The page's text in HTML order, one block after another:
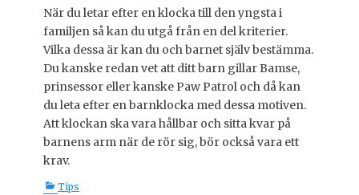
När du letar efter en klocka till den yngsta i
familjen så kan du utgå från en del kriterier.
Vilka dessa är kan du och barnet själv bestämma.
Du kanske redan vet att ditt barn gillar Bamse,
prinsessor eller kanske Paw Patrol och då kan
du leta efter en barnklocka med dessa motiven.
Att klockan ska vara hållbar och sitta kvar på
barnens arm när de rör sig, bör också vara ett
krav.
C
Tips